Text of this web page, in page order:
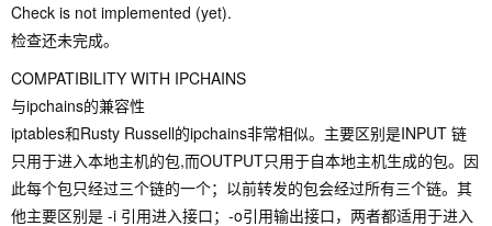
Check is not implemented (yet).
检查还未完成。
COMPATIBILITY WITH IPCHAINS
与ipchains的兼容性
iptables和Rusty Russell的ipchains非常相似。主要区别是INPUT 链
只用于进入本地主机的包,而OUTPUT只用于自本地主机生成的包。因
此每个包只经过三个链的一个；以前转发的包会经过所有三个链。其
他主要区别是 -i 引用进入接口；-o引用输出接口，两者都适用于进入